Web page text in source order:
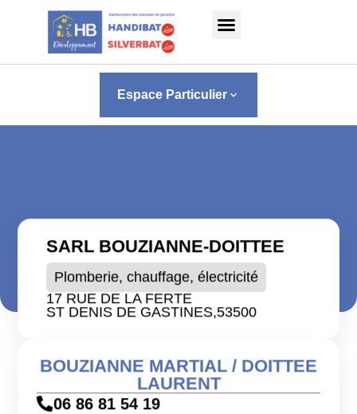
Panneau de gestion des cookies
Espace Particulier keyboard_arrow_down
SARL BOUZIANNE-DOITTEE
Plomberie, chauffage, électricité
17 RUE DE LA FERTE
ST DENIS DE GASTINES,53500
BOUZIANNE MARTIAL / DOITTEE
LAURENT
06 86 81 54 19